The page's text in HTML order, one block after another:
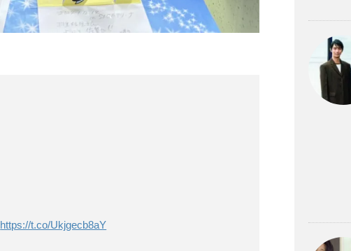
https://t.co/Ukjgecb8aY